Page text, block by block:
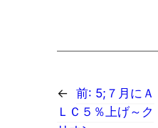
← 前: 5;７月にＡ
ＬＣ５％上げ～ク